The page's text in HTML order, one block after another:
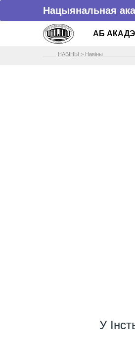
Нацыянальная
АБ
НАВIНЫ > Навіны
У